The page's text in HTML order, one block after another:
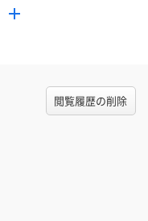
閲覧履歴の削除